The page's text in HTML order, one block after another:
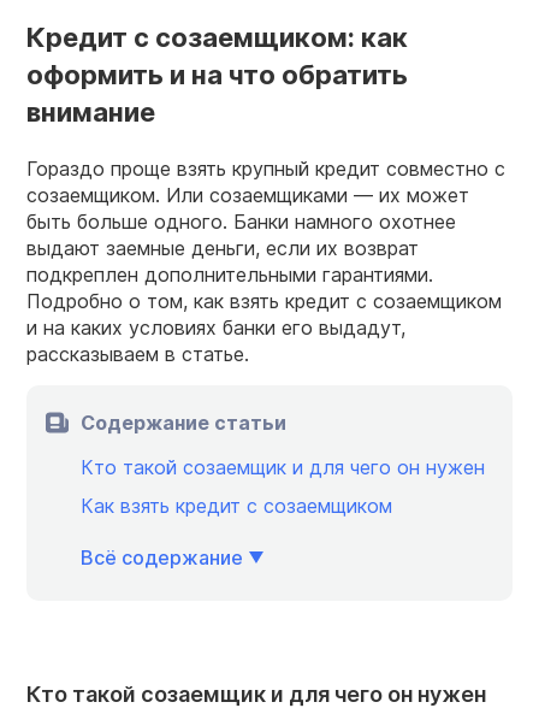
Кредит с созаемщиком: как
оформить и на что обратить
внимание
Гораздо проще взять крупный кредит совместно с
созаемщиком. Или созаемщиками — их может
быть больше одного. Банки намного охотнее
выдают заемные деньги, если их возврат
подкреплен дополнительными гарантиями.
Подробно о том, как взять кредит с созаемщиком
и на каких условиях банки его выдадут,
рассказываем в статье.
Содержание статьи
Кто такой созаемщик и для чего он нужен
Как взять кредит с созаемщиком
Всё содержание
Кто такой созаемщик и для чего он нужен